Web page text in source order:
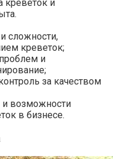
креветок и
сложности,
креветок;
и
за качеством
возможности
в бизнесе.